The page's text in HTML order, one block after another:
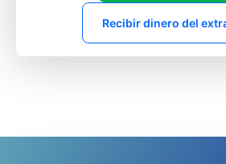
Recibir dinero del